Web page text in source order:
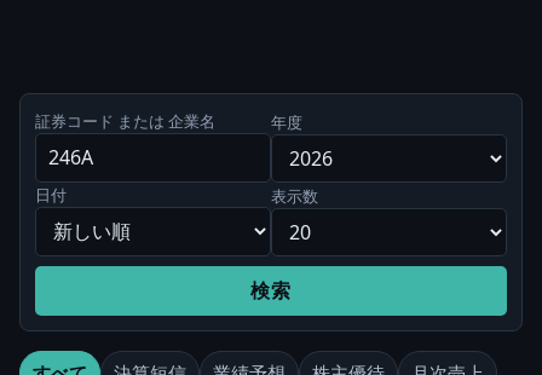
証券コード または 企業名 年度
日付 表示数
検索